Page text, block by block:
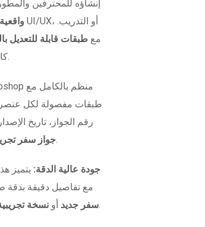
إنشاؤه للمحترفين
واقعية
متوفر بصيغة PSD معطبقات قابلة للتعديل
كاملة في التخصيص.
طبقات مفصولة لكل عنصر.
رقم الجواز، تاريخ
جواز سفرلأغراض التصميم أو الاختبار.
جودة عالية الدقة: يتميز
مع تفاصيل دقيقة بدقة
سفر جديد أونسخة ، يضمن القالب مظهراً واقعياً في كل مرة.